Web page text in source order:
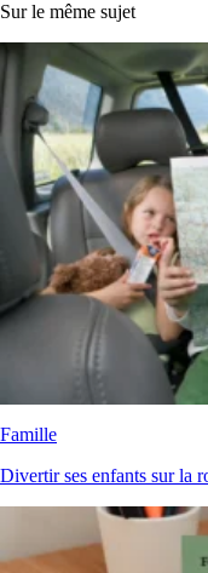
Sur le même sujet
Famille
Divertir ses enfants sur la